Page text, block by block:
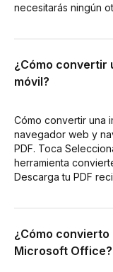
necesitarás ningún
¿Cómo convertir
móvil?
Cómo convertir una
navegador web y
PDF. Toca
herramienta
Descarga tu PDF
¿Cómo convierto
Microsoft Office?